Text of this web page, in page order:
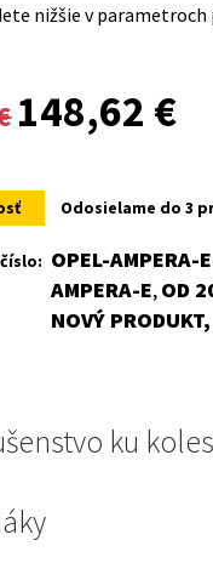
nižšie v parametroch
Original
was:
162,51 €.
148,62 €
is:
Odosielame do 3
OPEL-
AMPERA-E, OD
NOVÝ
ku